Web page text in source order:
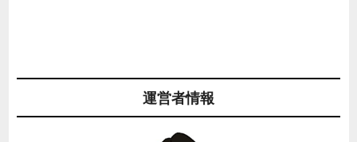
運営者情報